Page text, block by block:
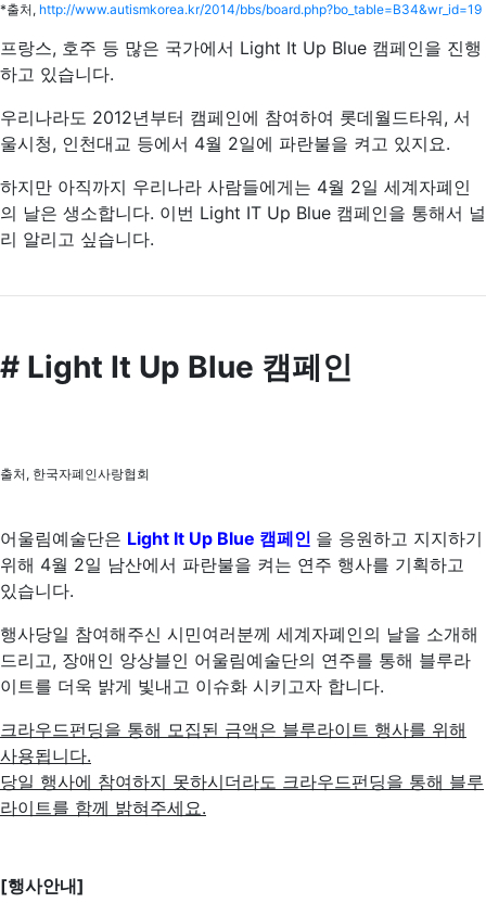
*출처, http://www.autismkorea.kr/2014/bbs/board.php?bo_table=B34&wr_id=19
프랑스, 호주 등 많은 국가에서 Light It Up Blue 캠페인을 진행
하고 있습니다.
우리나라도 2012년부터 캠페인에 참여하여 롯데월드타워, 서
울시청, 인천대교 등에서 4월 2일에 파란불을 켜고 있지요.
하지만 아직까지 우리나라 사람들에게는 4월 2일 세계자폐인
의 날은 생소합니다. 이번 Light IT Up Blue 캠페인을 통해서 널
리 알리고 싶습니다.
# Light It Up Blue 캠페인
출처, 한국자폐인사랑협회
어울림예술단은 Light It Up Blue 캠페인 을 응원하고 지지하기
위해 4월 2일 남산에서 파란불을 켜는 연주 행사를 기획하고
있습니다.
행사당일 참여해주신 시민여러분께 세계자폐인의 날을 소개해
드리고, 장애인 앙상블인 어울림예술단의 연주를 통해 블루라
이트를 더욱 밝게 빛내고 이슈화 시키고자 합니다.
크라우드펀딩을 통해 모집된 금액은 블루라이트 행사를 위해
사용됩니다.
당일 행사에 참여하지 못하시더라도 크라우드펀딩을 통해 블루
라이트를 함께 밝혀주세요.
[행사안내]